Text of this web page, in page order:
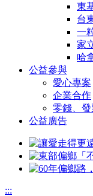
東
台
一
家
哈
公益參與
愛心專案
企業合作
零錢、發
公益廣告
:::